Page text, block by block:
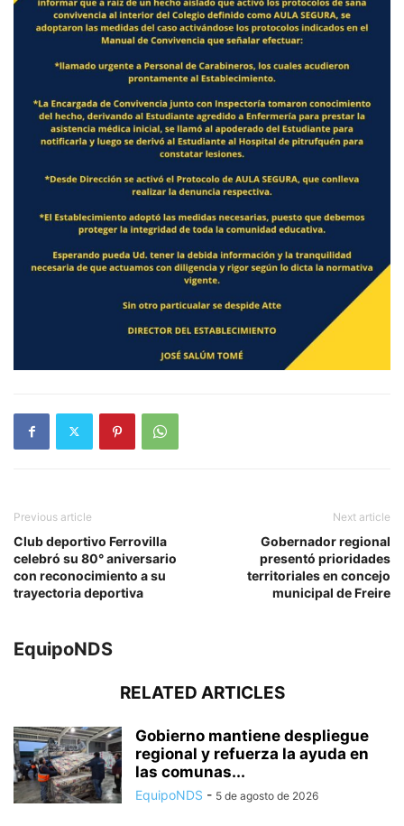
Previous article
Club deportivo Ferrovilla
celebró su 80° aniversario
con reconocimiento a su
trayectoria deportiva
Next article
Gobernador regional
presentó prioridades
territoriales en concejo
municipal de Freire
EquipoNDS
RELATED ARTICLES
Gobierno mantiene despliegue
regional y refuerza la ayuda en
las comunas...
EquipoNDS - 5 de agosto de 2026